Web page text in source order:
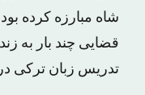
شاه مبارزه کرده
قضایی چند بار به
تدریس زبان ترکی